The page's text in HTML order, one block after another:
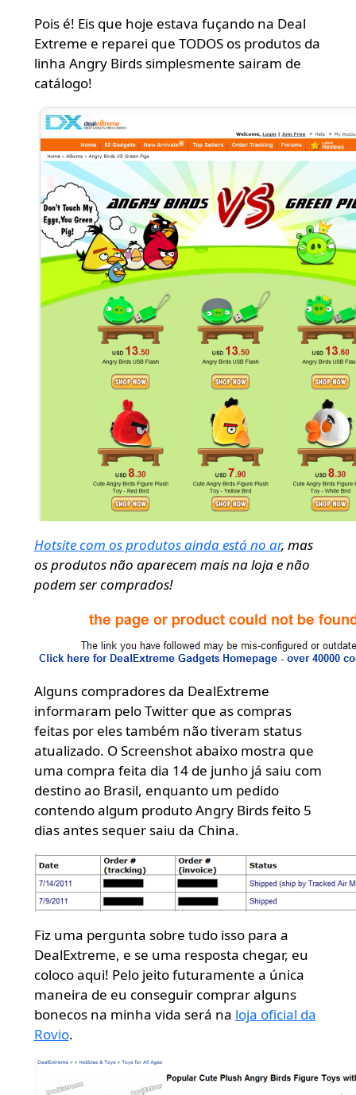
Pois é! Eis que hoje estava fuçando na Deal
Extreme e reparei que TODOS os produtos da
linha Angry Birds simplesmente sairam de
catálogo!
Hotsite com os produtos ainda está no ar, mas
os produtos não aparecem mais na loja e não
podem ser comprados!
Alguns compradores da DealExtreme
informaram pelo Twitter que as compras
feitas por eles também não tiveram status
atualizado. O Screenshot abaixo mostra que
uma compra feita dia 14 de junho já saiu com
destino ao Brasil, enquanto um pedido
contendo algum produto Angry Birds feito 5
dias antes sequer saiu da China.
Fiz uma pergunta sobre tudo isso para a
DealExtreme, e se uma resposta chegar, eu
coloco aqui! Pelo jeito futuramente a única
maneira de eu conseguir comprar alguns
bonecos na minha vida será na loja oficial da
Rovio.